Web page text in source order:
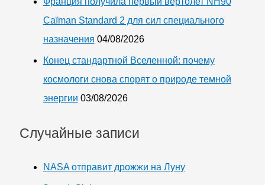
Caïman Standard 2 для сил специального
назначения 04/08/2026
Конец стандартной Вселенной: почему
космологи снова спорят о природе темной
энергии 03/08/2026
Случайные записи
NASA отправит дрожжи на Луну